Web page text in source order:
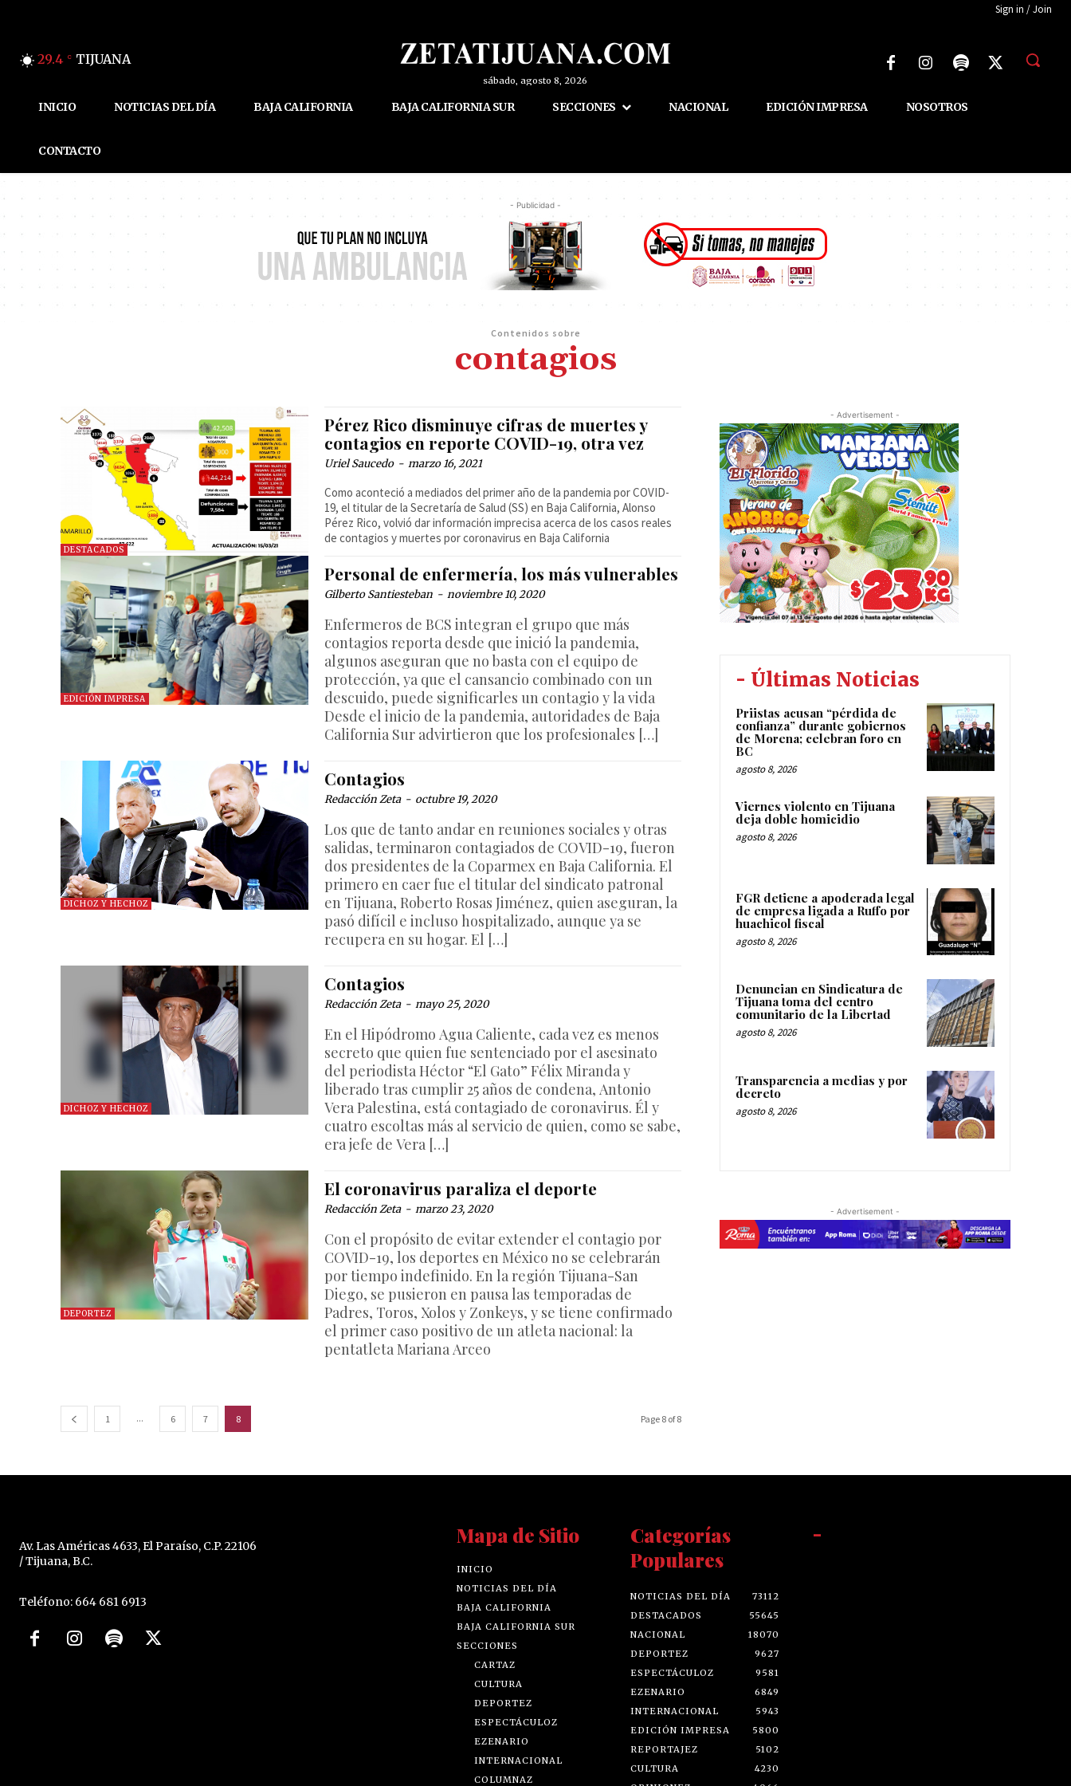
Sign in / Join
29.4 C TIJUANA
sábado, agosto 8, 2026
INICIO NOTICIAS DEL DÍA BAJA CALIFORNIA BAJA CALIFORNIA SUR SECCIONES NACIONAL EDICIÓN IMPRESA NOSOTROS
CONTACTO
- Publicidad -
Contenidos sobre
contagios
DESTACADOS
Pérez Rico disminuye cifras de muertes y
contagios en reporte COVID-19, otra vez
Uriel Saucedo - marzo 16, 2021
Como aconteció a mediados del primer año de la pandemia por COVID-
19, el titular de la Secretaría de Salud (SS) en Baja California, Alonso
Pérez Rico, volvió dar información imprecisa acerca de los casos reales
de contagios y muertes por coronavirus en Baja California
EDICIÓN IMPRESA
Personal de enfermería, los más vulnerables
Gilberto Santiesteban - noviembre 10, 2020
Enfermeros de BCS integran el grupo que más
contagios reporta desde que inició la pandemia,
algunos aseguran que no basta con el equipo de
protección, ya que el cansancio combinado con un
descuido, puede significarles un contagio y la vida
Desde el inicio de la pandemia, autoridades de Baja
California Sur advirtieron que los profesionales […]
DICHOZ Y HECHOZ
Contagios
Redacción Zeta - octubre 19, 2020
Los que de tanto andar en reuniones sociales y otras
salidas, terminaron contagiados de COVID-19, fueron
dos presidentes de la Coparmex en Baja California. El
primero en caer fue el titular del sindicato patronal
en Tijuana, Roberto Rosas Jiménez, quien aseguran, la
pasó difícil e incluso hospitalizado, aunque ya se
recupera en su hogar. El […]
DICHOZ Y HECHOZ
Contagios
Redacción Zeta - mayo 25, 2020
En el Hipódromo Agua Caliente, cada vez es menos
secreto que quien fue sentenciado por el asesinato
del periodista Héctor “El Gato” Félix Miranda y
liberado tras cumplir 25 años de condena, Antonio
Vera Palestina, está contagiado de coronavirus. Él y
cuatro escoltas más al servicio de quien, como se sabe,
era jefe de Vera […]
DEPORTEZ
El coronavirus paraliza el deporte
Redacción Zeta - marzo 23, 2020
Con el propósito de evitar extender el contagio por
COVID-19, los deportes en México no se celebrarán
por tiempo indefinido. En la región Tijuana-San
Diego, se pusieron en pausa las temporadas de
Padres, Toros, Xolos y Zonkeys, y se tiene confirmado
el primer caso positivo de un atleta nacional: la
pentatleta Mariana Arceo
1 ... 6 7 8 Page 8 of 8
- Advertisement -
- Últimas Noticias
Priistas acusan “pérdida de
confianza” durante gobiernos
de Morena; celebran foro en
BC
agosto 8, 2026
Viernes violento en Tijuana
deja doble homicidio
agosto 8, 2026
FGR detiene a apoderada legal
de empresa ligada a Ruffo por
huachicol fiscal
agosto 8, 2026
Denuncian en Sindicatura de
Tijuana toma del centro
comunitario de la Libertad
agosto 8, 2026
Transparencia a medias y por
decreto
agosto 8, 2026
- Advertisement -
Av. Las Américas 4633, El Paraíso, C.P. 22106
/ Tijuana, B.C.
Teléfono: 664 681 6913
Mapa de Sitio
INICIO
NOTICIAS DEL DÍA
BAJA CALIFORNIA
BAJA CALIFORNIA SUR
SECCIONES
CARTAZ
CULTURA
DEPORTEZ
ESPECTÁCULOZ
EZENARIO
INTERNACIONAL
COLUMNAZ
Categorías
Populares
NOTICIAS DEL DÍA
73112
DESTACADOS
55645
NACIONAL
18070
DEPORTEZ
9627
ESPECTÁCULOZ
9581
EZENARIO
6849
INTERNACIONAL
5943
EDICIÓN IMPRESA
5800
REPORTAJEZ
5102
CULTURA
4230
-